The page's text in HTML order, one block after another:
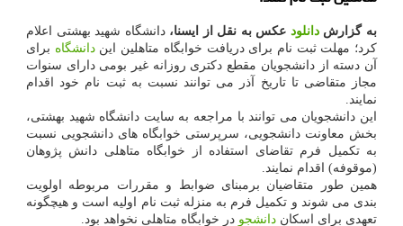
به گزارشدانلود عکس به نقل از ایسنا،دانشگاه شهید بهشتی اعلام
کرد؛ مهلت ثبت نام برای دریافت خوابگاه متاهلین ایندانشگاه برای
آن دسته از دانشجویان مقطع دکتری روزانه غیر بومی دارای سنوات
مجاز متقاضی تا تاریخ آذر می توانند نسبت به ثبت نام خود اقدام
نمایند.
این دانشجویان می توانند با مراجعه به سایت دانشگاه شهید بهشتی،
بخش معاونت دانشجویی، سرپرستی خوابگاه های دانشجویی نسبت
به تکمیل فرم تقاضای استفاده از خوابگاه متاهلی دانش پژوهان
(موقوفه) اقدام نمایند.
همین طور متقاضیان برمبنای ضوابط و مقررات مربوطه اولویت
بندی می شوند و تکمیل فرم به منزله ثبت نام اولیه است و هیچگونه
تعهدی برای اسکان دانشجو در خوابگاه متاهلی نخواهد بود.